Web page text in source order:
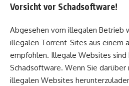
Vorsicht vor Schadsoftware!
Abgesehen vom illegalen Betrieb
illegalen Torrent-Sites aus einem
empfohlen. Illegale Websites
Schadsoftware. Wenn Sie darüber
illegalen Websites